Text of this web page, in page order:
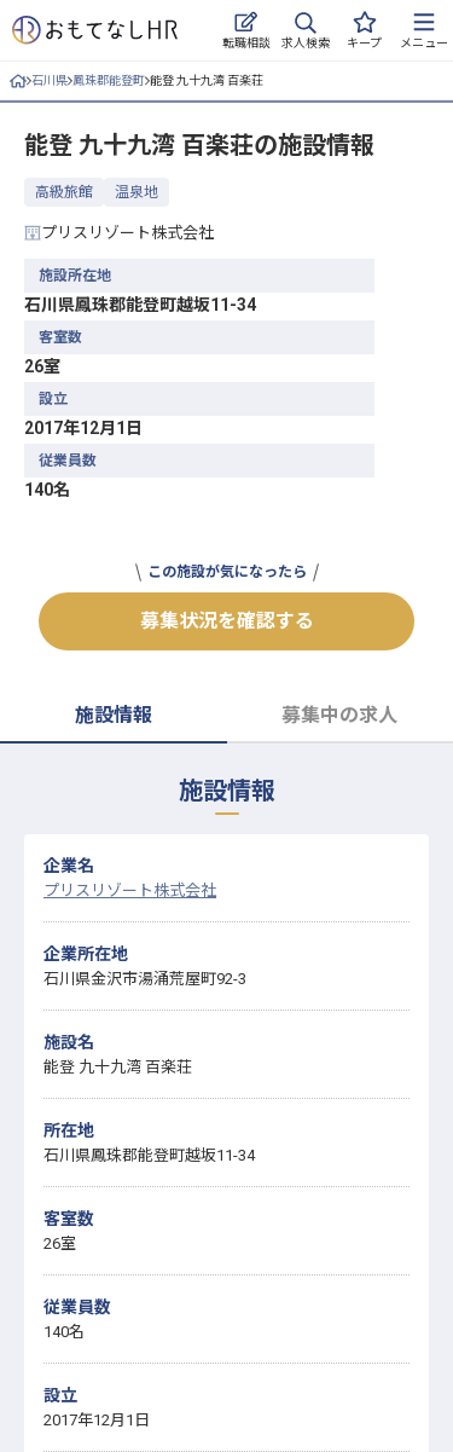
転職相談 求人検索 キープ メニュー
ログイン
求人・施設を探す
キープした求人
おもてなしHRについて
よくある質問
無料 転職サポートに申し込む
採用をお考えの企業様へ
石川県 鳳珠郡能登町 能登 九十九湾 百楽荘
能登 九十九湾 百楽荘の施設情報
高級旅館 温泉地
プリスリゾート株式会社
施設所在地
石川県鳳珠郡能登町越坂11-34
客室数
26室
設立
2017年12月1日
従業員数
140名
この施設が気になったら
募集状況を確認する
施設情報 募集中の求人
施設情報
企業名
プリスリゾート株式会社
企業所在地
石川県金沢市湯涌荒屋町92-3
施設名
能登 九十九湾 百楽荘
所在地
石川県鳳珠郡能登町越坂11-34
客室数
26室
従業員数
140名
設立
2017年12月1日